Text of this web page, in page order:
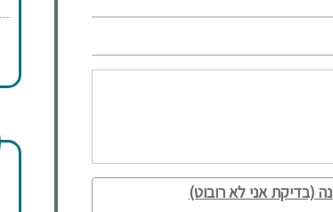
(בדיקת אני לא רובוט)